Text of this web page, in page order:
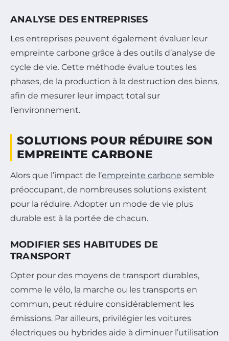
ANALYSE DES ENTREPRISES
Les entreprises peuvent également évaluer leur
empreinte carbone grâce à des outils d’analyse de
cycle de vie. Cette méthode évalue toutes les
phases, de la production à la destruction des biens,
afin de mesurer leur impact total sur
l’environnement.
SOLUTIONS POUR RÉDUIRE SON
EMPREINTE CARBONE
Alors que l’impact de l’empreinte carbone semble
préoccupant, de nombreuses solutions existent
pour la réduire. Adopter un mode de vie plus
durable est à la portée de chacun.
MODIFIER SES HABITUDES DE
TRANSPORT
Opter pour des moyens de transport durables,
comme le vélo, la marche ou les transports en
commun, peut réduire considérablement les
émissions. Par ailleurs, privilégier les voitures
électriques ou hybrides aide à diminuer l’utilisation